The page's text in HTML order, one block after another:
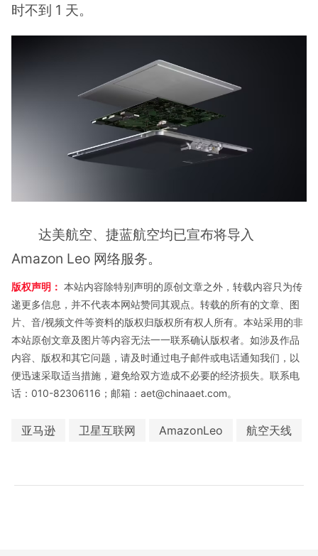
时不到 1 天。
达美航空、捷蓝航空均已宣布将导入
Amazon Leo 网络服务。
版权声明： 本站内容除特别声明的原创文章之外，转载内容只为传
递更多信息，并不代表本网站赞同其观点。转载的所有的文章、图
片、音/视频文件等资料的版权归版权所有权人所有。本站采用的非
本站原创文章及图片等内容无法一一联系确认版权者。如涉及作品
内容、版权和其它问题，请及时通过电子邮件或电话通知我们，以
便迅速采取适当措施，避免给双方造成不必要的经济损失。联系电
话：010-82306116；邮箱：aet@chinaaet.com。
亚马逊 卫星互联网 AmazonLeo 航空天线